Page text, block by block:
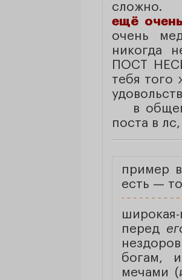
сложно.
ещё
очень
никогда
ПОСТ
тебя того
в
поста в
пример
есть —
перед
богам,
мечами (